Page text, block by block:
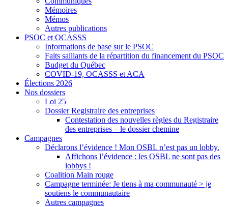
Mémoires
Mémos
Autres publications
PSOC et OCASSS
Informations de base sur le PSOC
Faits saillants de la répartition du financement du PSOC
Budget du Québec
COVID-19, OCASSS et ACA
Élections 2026
Nos dossiers
Loi 25
Dossier Registraire des entreprises
Contestation des nouvelles règles du Registraire
des entreprises – le dossier chemine
Campagnes
Déclarons l’évidence ! Mon OSBL n’est pas un lobby.
Affichons l’évidence : les OSBL ne sont pas des
lobbys !
Coalition Main rouge
Campagne terminée: Je tiens à ma communauté > je
soutiens le communautaire
Autres campagnes